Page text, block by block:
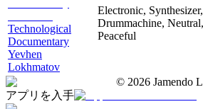
Technological
Documentary
Yevhen
Lokhmatov
Electronic, Synthesizer,
Drummachine, Neutral,
Peaceful
© 2026 Jamendo
アプリを入手